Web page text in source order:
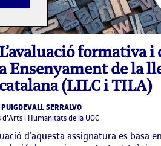
formativa
a Ensenyament de la
catalana (LILC i TILA)
SERRALVO
d'Arts i Humanitats de la UOC
d’aquesta assignatura es basa en